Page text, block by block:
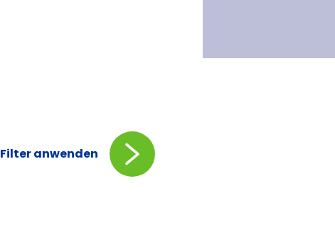
Filter anwenden